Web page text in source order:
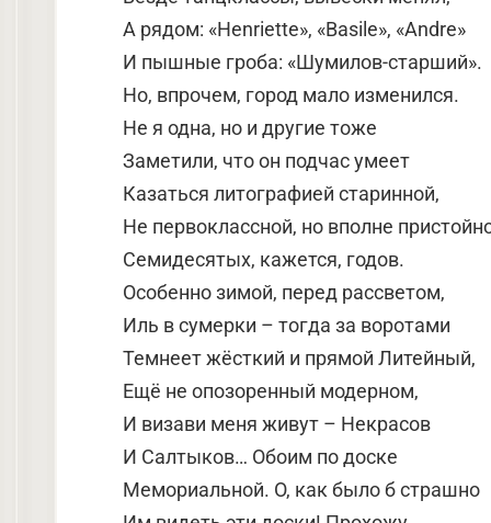
А рядом: «Henriette», «Basile», «Andre»
И пышные гроба: «Шумилов-старший».
Но, впрочем, город мало изменился.
Не я одна, но и другие тоже
Заметили, что он подчас умеет
Казаться литографией старинной,
Не первоклассной, но вполне
Семидесятых, кажется, годов.
Особенно зимой, перед рассветом,
Иль в сумерки – тогда за воротами
Темнеет жёсткий и прямой Литейный,
Ещё не опозоренный модерном,
И визави меня живут – Некрасов
И Салтыков… Обоим по доске
Мемориальной. О, как было б страшно